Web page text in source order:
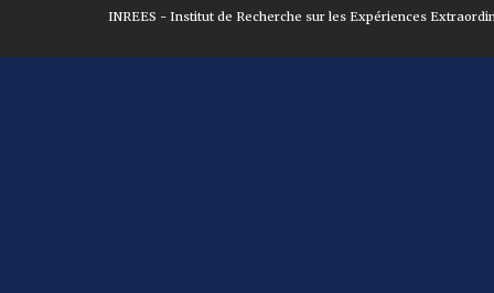
INREES - Institut de Recherche sur les Expériences